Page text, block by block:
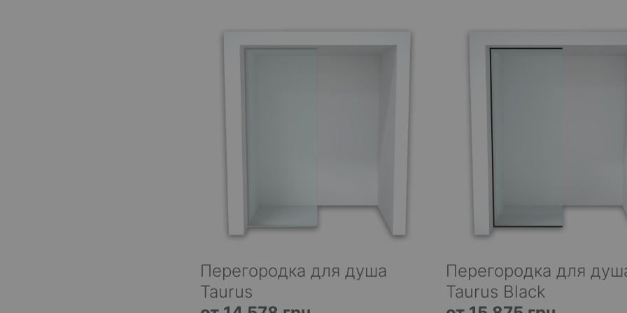
Перегородка для душа
Taurus
Перегородка для
Taurus Black